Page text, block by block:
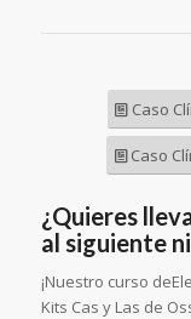
Caso
Caso
¿Quieres
al siguiente
¡Nuestro curso
Kits Cas y Las de